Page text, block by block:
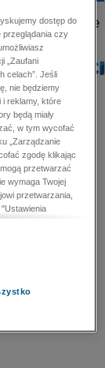
dostęp do
przeglądania czy
„Zaufani
celach”. Jeśli
nie będziemy
reklamy, które
będą miały
w tym wycofać
„Zarządzanie
zgodę klikając
przetwarzać
wymaga Twojej
przetwarzania,
przez
mogą zostać
reklam i